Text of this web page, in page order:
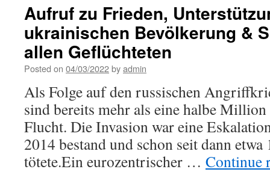
Aufruf zu Frieden,
ukrainischen Bevölkerung &
allen Geflüchteten
Posted on 04/03/2022byadmin
Als Folge auf den russischen
sind bereits mehr als eine halbe
Flucht. Die Invasion war eine
2014 bestand und schon seit dann etwa
tötete.Ein eurozentrischer … Continue